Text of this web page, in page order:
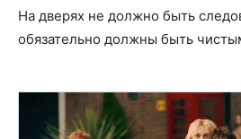
На дверях не должно быть
обязательно должны быть